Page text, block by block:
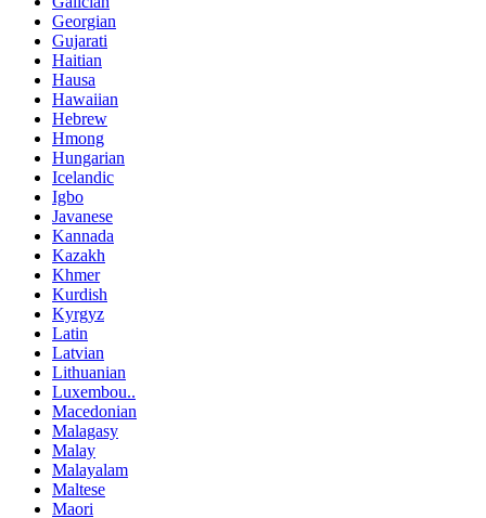
Georgian
Gujarati
Haitian
Hausa
Hawaiian
Hebrew
Hmong
Hungarian
Icelandic
Igbo
Javanese
Kannada
Kazakh
Khmer
Kurdish
Kyrgyz
Latin
Latvian
Lithuanian
Luxembou..
Macedonian
Malagasy
Malay
Malayalam
Maltese
Maori